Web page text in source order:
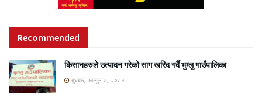
Recommended
किसानहरुले उत्पादन गरेको साग खरिद गर्दै भुम्लु गाउँपालिका
बुधबार, फाल्गुन ७, २०८१